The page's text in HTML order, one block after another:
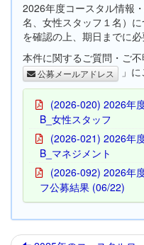
2026年度コースタル情報
名、女性スタッフ１名）
を確認の上、期日までに
本件に関するご質問・ご
公募メールアドレス 」
(2026-020) 2026年
B_女性スタッフ
(2026-021) 2026年
B_マネジメント
(2026-092) 2026年
フ公募結果 (06/22)